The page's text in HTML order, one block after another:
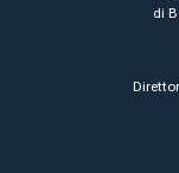
di